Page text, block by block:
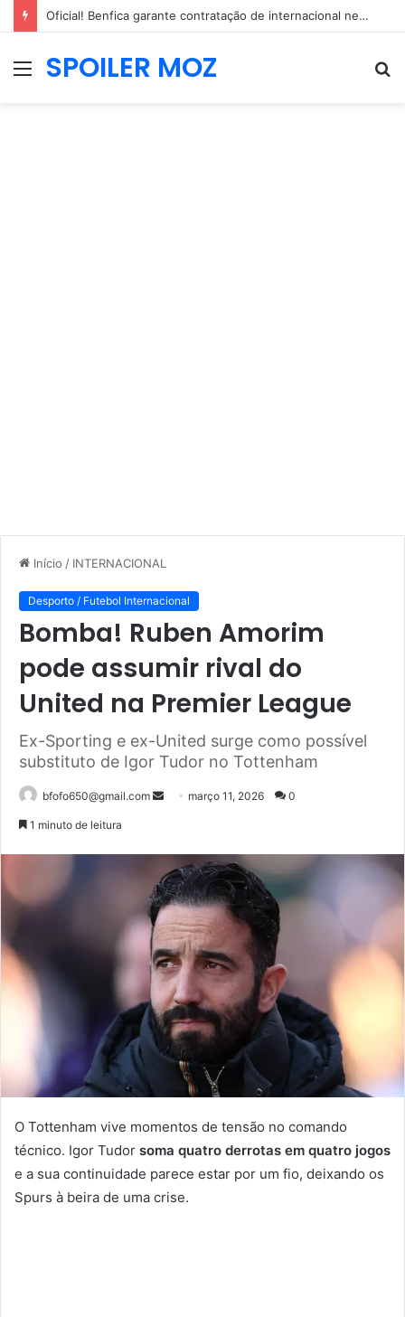
Oficial! Benfica garante contratação de internacional neerlandês de 2,04m
MenuSPOILER MOZ
Início / INTERNACIONAL
Desporto / Futebol Internacional
Bomba! Ruben Amorim
pode assumir rival do
United na Premier League
Ex-Sporting e ex-United surge como possível
substituto de Igor Tudor no Tottenham
bfofo650@gmail.com
Mandemarço 11, 2026 0
1 minuto de leitura
O Tottenham vive momentos de tensão no comando
técnico. Igor Tudor soma quatro derrotas em quatro jogos
e a sua continuidade parece estar por um fio, deixando os
Spurs à beira de uma crise.